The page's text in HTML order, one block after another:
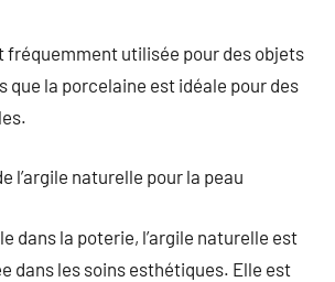
fréquemment utilisée pour des objets
que la porcelaine est idéale pour des
l’argile naturelle pour la peau
dans la poterie, l’argile naturelle est
dans les soins esthétiques. Elle est